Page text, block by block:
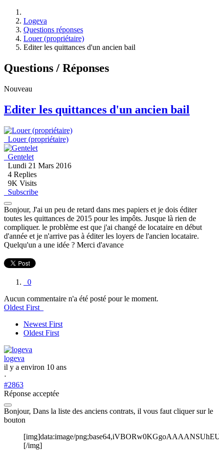
Logeva
Questions réponses
Louer (propriétaire)
Editer les quittances d'un ancien bail
Questions / Réponses
Nouveau
Editer les quittances d'un ancien bail
Louer (propriétaire)
Gentelet
Lundi 21 Mars 2016
4 Replies
9K Visits
Subscribe
Bonjour, J'ai un peu de retard dans mes papiers et je dois éditer
toutes les quittances de 2015 pour les impôts. Jusque là rien de
compliquer. le problème est que j'ai changé de locataire en début
d'année et je n'arrive pas à éditer les loyers de l'ancien locataire.
Quelqu'un a une idée ? Merci d'avance
0
Aucun commentaire n'a été posté pour le moment.
Oldest First
Newest First
Oldest First
logeva
il y a environ 10 ans
·
#2863
Réponse acceptée
Bonjour, Dans la liste des anciens contrats, il vous faut cliquer sur le
bouton
[img]data:image/
[/img]